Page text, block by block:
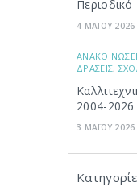
4 ΜΑΪΟΥ 2026
ΔΡΑΣΕΙΣ,
2004-2026
3 ΜΑΪΟΥ 2026